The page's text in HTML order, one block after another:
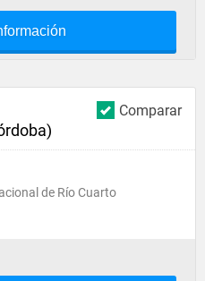
Comparar
de Río Cuarto